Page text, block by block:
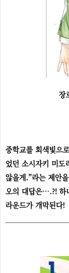
장
중학교를 회색빛으
었던 소시자키 미도
않을게.”라는 제안
오의 대답은….?! 하
라운드가 개막된다!